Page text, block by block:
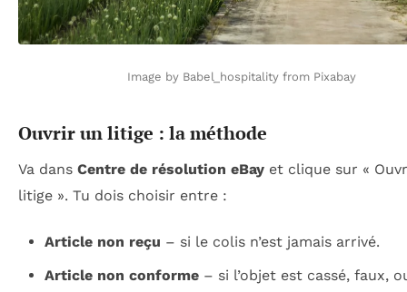
Image by Babel_hospitality from Pixabay
Ouvrir un litige : la méthode
Va dans Centre de résolution eBay et clique sur «
litige ». Tu dois choisir entre :
Article non reçu – si le colis n’est jamais arrivé.
Article non conforme– si l’objet est cassé, faux,